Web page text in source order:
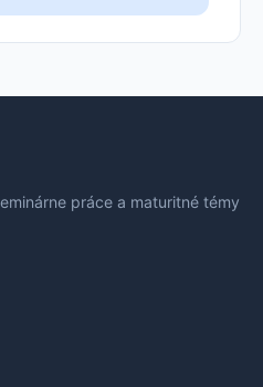
práce a maturitné témy